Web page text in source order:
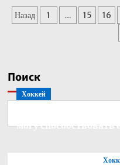
Канады
обыграла
Пагинация
Назад 1 … 15 16
Поиск
Хоккей
Бобровский — о
могу способствовать